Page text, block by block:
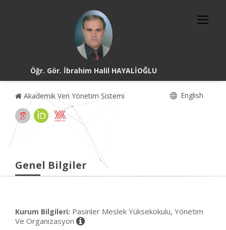
Öğr. Gör. İbrahim Halil HAYALİOĞLU
Akademik Veri Yönetim Sistemi English
Genel Bilgiler
Kurum Bilgileri: Pasinler Meslek Yüksekokulu, Yönetim
Ve Organizasyon